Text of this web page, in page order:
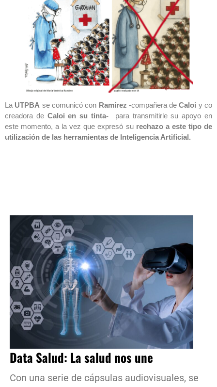
La UTPBA se comunicó con Ramírez -compañera deCaloi y co
creadora de Caloi en su tinta- para transmitirle su apoyo en
este momento, a la vez que expresó su rechazo a este tipo de
utilización de las herramientas de Inteligencia Artificial.
Data Salud: La salud nos une
Con una serie de cápsulas audiovisuales, se